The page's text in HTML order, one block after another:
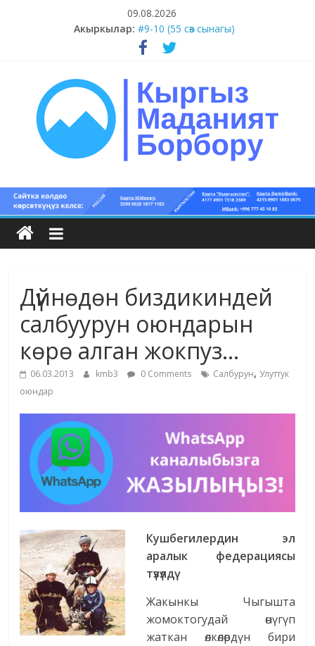
09.08.2026
Акыркылар: #11-12 (55 сөз сынагы)
#9-10 (55 сөз сынагы)
#5-8 (55 сөз сынагы)
#13-14 (55 сөз сынагы)
Кыргыз
маданият
Кыргыз
маданияты
жана
адабияты
Дүйнөдөн биздикиндей
салбуурун оюндарын
көрө алган жокпуз…
06.03.2013 kmb3 0 Comments Салбурун, Улуттук
оюндар
Кушбегилердин эл
аралык федерациясы
түзүлдү
Жакынкы Чыгышта
жомоктогудай өнүгүп
жаткан өлкөлөрдүн бири